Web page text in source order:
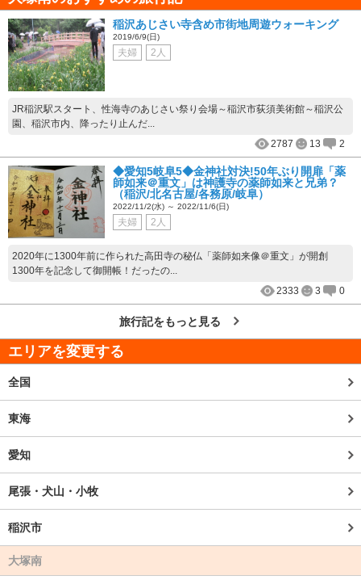
稲沢あじさい寺含め市街地周遊ウォーキング
2019/6/9(日)
夫婦 2人
JR稲沢駅スタート、性海寺のあじさい祭り会場～稲沢市荻須美術館～稲沢公
園、稲沢市内、降ったり止んだ...
2787
13 2
◆愛知5岐阜5◆金神社対決!50年ぶり開扉「薬
師如来＠重文」は神護寺の薬師如来と兄弟？
（稲沢/北名古屋/各務原/岐阜）
2022/11/2(水) ～ 2022/11/6(日)
夫婦 2人
2020年に1300年前に作られた高田寺の秘仏「薬師如来像＠重文」が開創
1300年を記念して御開帳！だったの...
2333
3 0
旅行記をもっと見る
エリアを変更する
全国
東海
愛知
尾張・犬山・小牧
稲沢市
大塚南